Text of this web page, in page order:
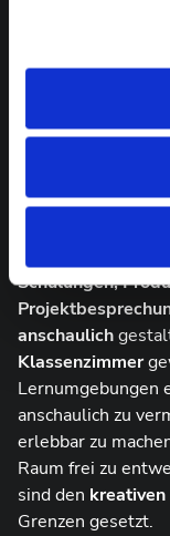
über das
Frequenz
arbeiten,
Zusätzlich
Schulungen,
anschaulich
Klassenzimmer
Lernumgebungen
anschaulich zu
erlebbar zu
Raum frei zu
sind den
Grenzen gesetzt.